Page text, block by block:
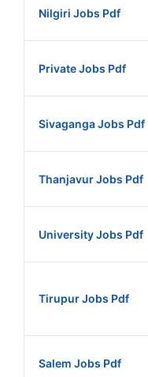
Nilgiri Jobs Pdf
Private Jobs Pdf
Sivaganga Jobs Pdf
Thanjavur Jobs Pdf
University Jobs Pdf
Tirupur Jobs Pdf
Salem Jobs Pdf